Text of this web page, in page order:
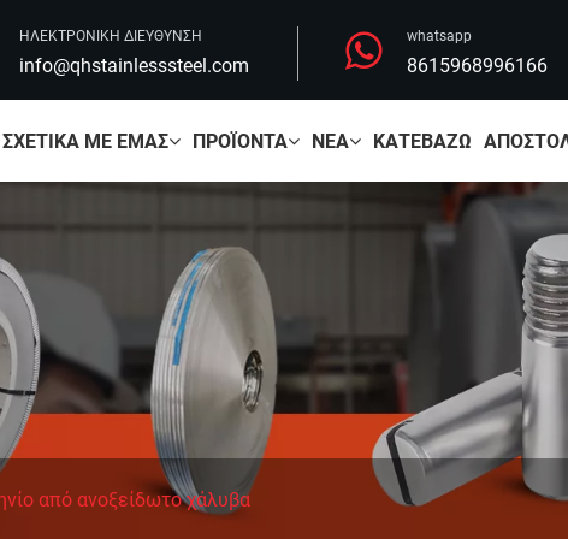
ΗΛΕΚΤΡΟΝΙΚΗ ΔΙΕΥΘΥΝΣΗ
info@qhstainlesssteel.com
whatsapp
8615968996166
ΣΧΕΤΙΚΆ ΜΕ ΕΜΆΣ ΠΡΟΪΌΝΤΑ ΝΈΑ ΚΑΤΕΒΆΖΩ
από ανοξείδωτο χάλυβα